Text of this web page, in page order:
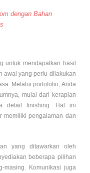
dengan Bahan
untuk mendapatkan hasil
awal yang perlu dilakukan
Melalui portofolio, Anda
mulai dari kerapian
detail finishing. Hal ini
memiliki pengalaman dan
yang ditawarkan oleh
beberapa pilihan
masing. Komunikasi juga